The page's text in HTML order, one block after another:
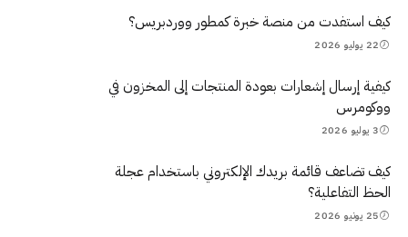
كيف استفدت من منصة خبرة كمطور ووردبريس؟
22 يوليو 2026
كيفية إرسال إشعارات بعودة المنتجات إلى المخزون في
ووكومرس
3 يوليو 2026
كيف تضاعف قائمة بريدك الإلكتروني باستخدام عجلة
الحظ التفاعلية؟
25 يونيو 2026